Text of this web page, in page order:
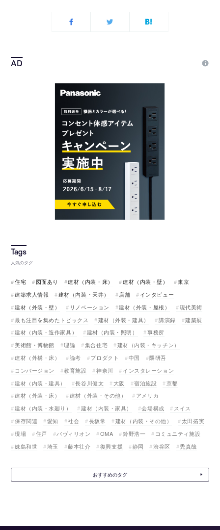
人気のタグ
住宅 図面あり 建材（内装・床） 建材（内装・壁）
東京
建築求人情報
建材（内装・天井） 店舗
インタビュー
建材（外装・壁）
リノベーション 建材（外装・屋根）
現代美術
最も注目を集めたトピックス
建材（外装・建具） 講演録
建築展
建材（内装・造作家具）
建材（内装・照明）
事務所
美術館・博物館
理論 集合住宅
建材（内装・キッチン）
建材（外構・床）
論考 プロダクト 中国
隈研吾
コンバージョン
教育施設 神奈川
インスタレーション
建材（内装・建具）
長谷川健太 大阪 宿泊施設
京都
建材（外装・床）
建材（外装・その他）
アメリカ
建材（内装・水廻り）
建材（内装・家具） 会場構成
スイス
保存関連
愛知 社会 長坂常 建材（内装・その他）
太田拓実
現場
住戸 パヴィリオン OMA 鈴野浩一
コミュニティ施設
妹島和世
埼玉 藤本壮介 復興支援 静岡 渋谷区 禿真哉
おすすめのタグ